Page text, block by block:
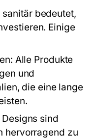
bedeutet,
Einige
Alle Produkte
und
die eine lange
Designs sind
hervorragend zu